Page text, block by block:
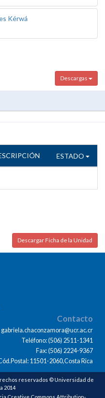
Kérwá
Descargas
ESTADO
Descargar Ficha de la Unidad
Contacto
Teléfono: (506) 2511-1341
Fax: (506) 2224-9367
11501-2060,Costa Rica
reservados © Universidad de
2014